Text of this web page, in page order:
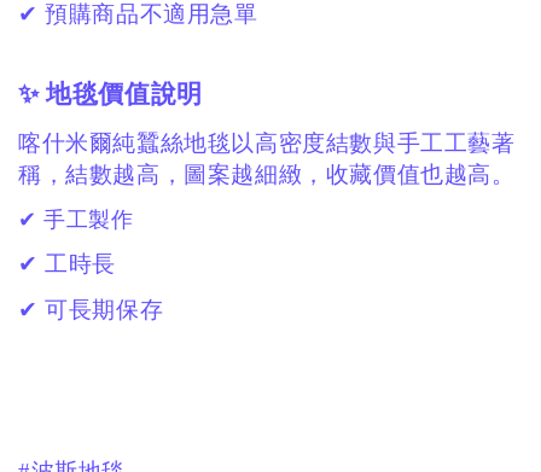
✔ 預購商品不適用急單
✨ 地毯價值說明
喀什米爾純蠶絲地毯以高密度結數與手工工藝著
稱，結數越高，圖案越細緻，收藏價值也越高。
✔ 手工製作
✔ 工時長
✔ 可長期保存